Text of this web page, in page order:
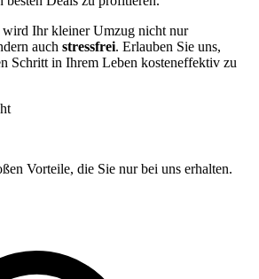
wird Ihr kleiner Umzug nicht nur
auch stressfrei. Erlauben Sie uns,
Schritt in Ihrem Leben kosteneffektiv zu
Vorteile, die Sie nur bei uns erhalten.